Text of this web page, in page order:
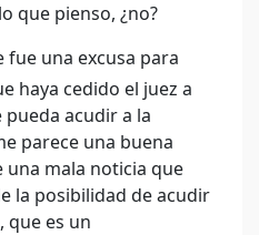
que pienso, ¿no?
fue una excusa para
haya cedido el juez a
acudir a la
parece una buena
una mala noticia que
la posibilidad de acudir
que es un